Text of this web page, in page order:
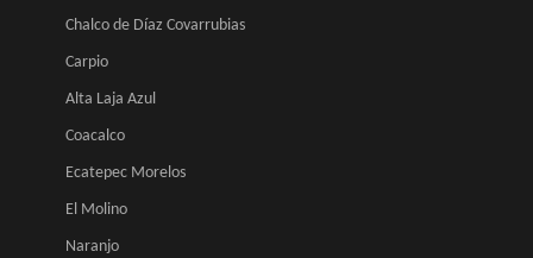
Chalco de Díaz Covarrubias
Carpio
Alta Laja Azul
Coacalco
Ecatepec Morelos
El Molino
Naranjo